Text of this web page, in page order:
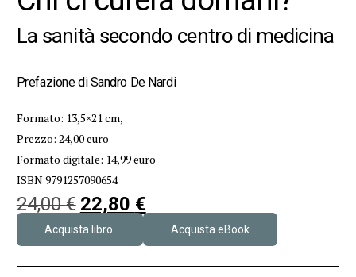
La sanità secondo centro di medicina
Prefazione di Sandro De Nardi
Formato: 13,5×21 cm,
Prezzo: 24,00 euro
Formato digitale: 14,99 euro
ISBN 9791257090654
24,00€ 22,80 €
Acquista libro Acquista eBook